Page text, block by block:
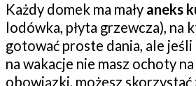
Każdy domek ma mały aneks
lodówka, płyta grzewcza), na
gotować proste dania, ale jeśli
na wakacje nie masz ochoty
obowiązki, możesz